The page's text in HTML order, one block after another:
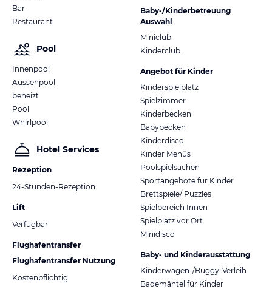
Bar
Restaurant
Pool
Innenpool
Aussenpool
beheizt
Pool
Whirlpool
Hotel Services
Rezeption
24-Stunden-Rezeption
Lift
Verfügbar
Flughafentransfer
Flughafentransfer Nutzung
Kostenpflichtig
Baby-/Kinderbetreuung
Auswahl
Miniclub
Kinderclub
Angebot für Kinder
Kinderspielplatz
Spielzimmer
Kinderbecken
Babybecken
Kinderdisco
Kinder Menüs
Poolspielsachen
Sportangebote für Kinder
Brettspiele/ Puzzles
Spielbereich Innen
Spielplatz vor Ort
Minidisco
Baby- und Kinderausstattung
Kinderwagen-/Buggy-Verleih
Bademäntel für Kinder